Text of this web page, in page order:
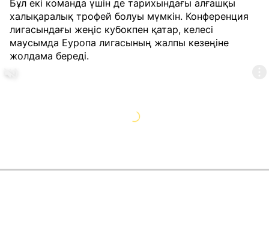
Бұл екі команда үшін де тарихындағы алғашқы
халықаралық трофей болуы мүмкін. Конференция
лигасындағы жеңіс кубокпен қатар, келесі
маусымда Еуропа лигасының жалпы кезеңіне
жолдама береді.